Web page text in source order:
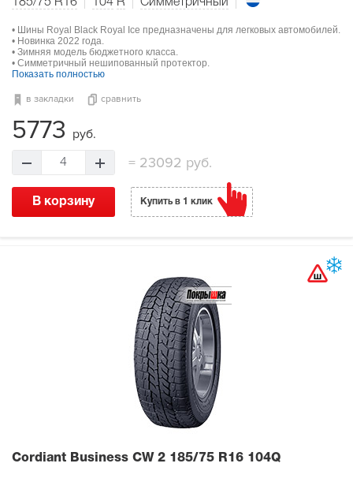
185/75 R16 104 R Симметричный
• Шины Royal Black Royal Ice предназначены для легковых автомобилей.
• Новинка 2022 года.
• Зимняя модель бюджетного класса.
• Симметричный нешипованный протектор.
Показать полностью
в закладки сравнить
5773 руб.
4 =23092 руб.
В корзину Купить в 1 клик
Cordiant Business CW 2 185/75 R16 104Q